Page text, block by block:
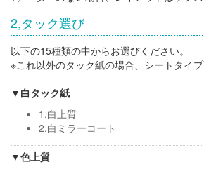
2,タック選び
以下の15種類の中からお選びください。
※これ以外のタック紙の場合、シートタイプ
▼白タック紙
1.白上質
2.白ミラーコート
▼色上質